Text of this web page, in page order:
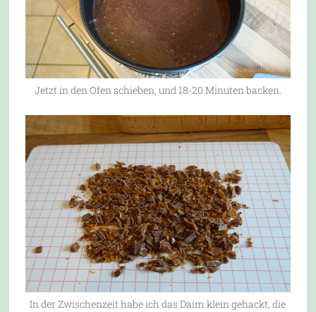
Jetzt in den Ofen schieben, und 18-20 Minuten backen.
In der Zwischenzeit habe ich das Daim klein gehackt, die